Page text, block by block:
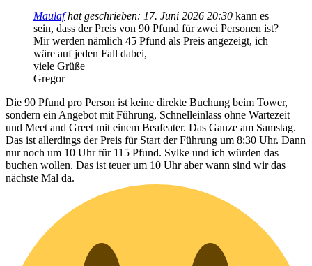
Maulafhat geschrieben: 17. Juni 2026 20:30 kann es
sein, dass der Preis von 90 Pfund für zwei Personen ist?
Mir werden nämlich 45 Pfund als Preis angezeigt, ich
wäre auf jeden Fall dabei,
viele Grüße
Gregor
Die 90 Pfund pro Person ist keine direkte Buchung beim Tower,
sondern ein Angebot mit Führung, Schnelleinlass ohne Wartezeit
und Meet and Greet mit einem Beafeater. Das Ganze am Samstag.
Das ist allerdings der Preis für Start der Führung um 8:30 Uhr. Dann
nur noch um 10 Uhr für 115 Pfund. Sylke und ich würden das
buchen wollen. Das ist teuer um 10 Uhr aber wann sind wir das
nächste Mal da.